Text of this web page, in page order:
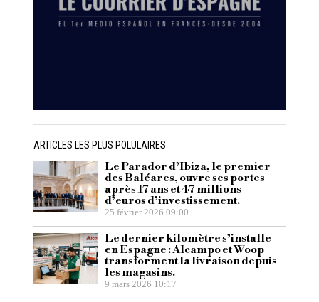
ARTICLES LES PLUS POLULAIRES
Le Parador d’Ibiza, le premier
des Baléares, ouvre ses portes
après 17 ans et 47 millions
d’euros d’investissement.
25 février 2026 09:00
Le dernier kilomètre s’installe
en Espagne : Alcampo et Woop
transforment la livraison depuis
les magasins.
9 mars 2026 10:17